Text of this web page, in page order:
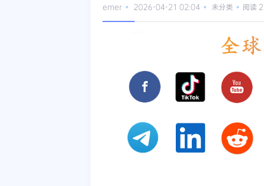
emer 2026-04-21 02:04 未分类 阅读